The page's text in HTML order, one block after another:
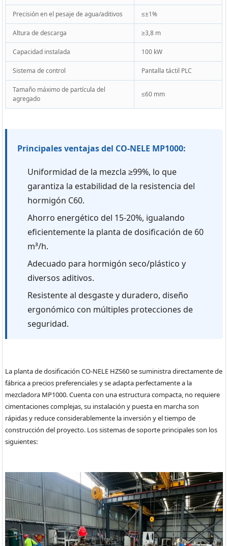
Precisión en el pesaje de agua/aditivos ≤±1%
Altura de descarga ≥3,8 m
Capacidad instalada 100 kW
Sistema de control Pantalla táctil PLC
Tamaño máximo de partícula del
agregado
≤60 mm
Principales ventajas del CO-NELE MP1000:
Uniformidad de la mezcla ≥99%, lo que
garantiza la estabilidad de la resistencia del
hormigón C60.
Ahorro energético del 15-20%, igualando
eficientemente la planta de dosificación de 60
m³/h.
Adecuado para hormigón seco/plástico y
diversos aditivos.
Resistente al desgaste y duradero, diseño
ergonómico con múltiples protecciones de
seguridad.
La planta de dosificación CO-NELE HZS60 se suministra directamente de
fábrica a precios preferenciales y se adapta perfectamente a la
mezcladora MP1000. Cuenta con una estructura compacta, no requiere
cimentaciones complejas, su instalación y puesta en marcha son
rápidas y reduce considerablemente la inversión y el tiempo de
construcción del proyecto. Los sistemas de soporte principales son los
siguientes: